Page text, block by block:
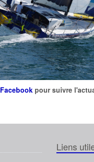
Facebookpour suivre
Liens